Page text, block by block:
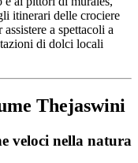
itinerari delle crociere
a spettacoli a
di dolci locali
Thejaswini
veloci nella natura